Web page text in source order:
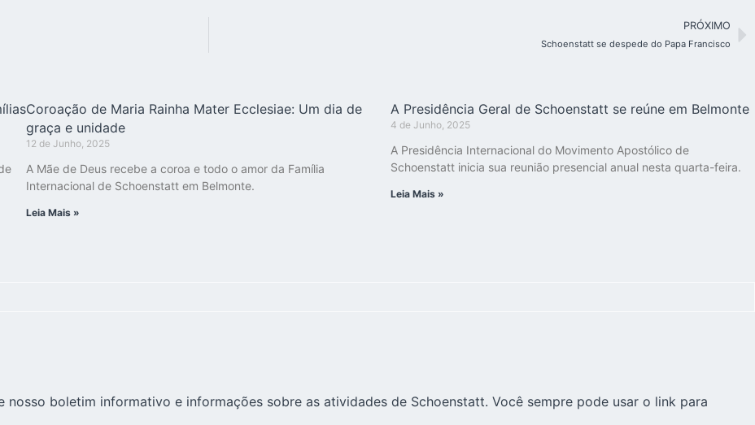
PRÓXIMO
Schoenstatt se despede do Papa Francisco
Coroação de Maria Rainha Mater Ecclesiae: Um dia de
graça e unidade
12 de Junho, 2025
A Mãe de Deus recebe a coroa e todo o amor da Família
Internacional de Schoenstatt em Belmonte.
Leia Mais »
A Presidência Geral de Schoenstatt se reúne em Belmonte
4 de Junho, 2025
A Presidência Internacional do Movimento Apostólico de
Schoenstatt inicia sua reunião presencial anual nesta quarta-feira.
Leia Mais »
nosso boletim informativo e informações sobre as atividades de Schoenstatt. Você sempre pode usar o link para